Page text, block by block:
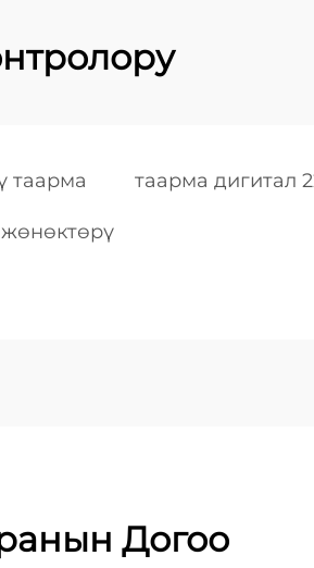
таарма таарма дигитал
Догоо